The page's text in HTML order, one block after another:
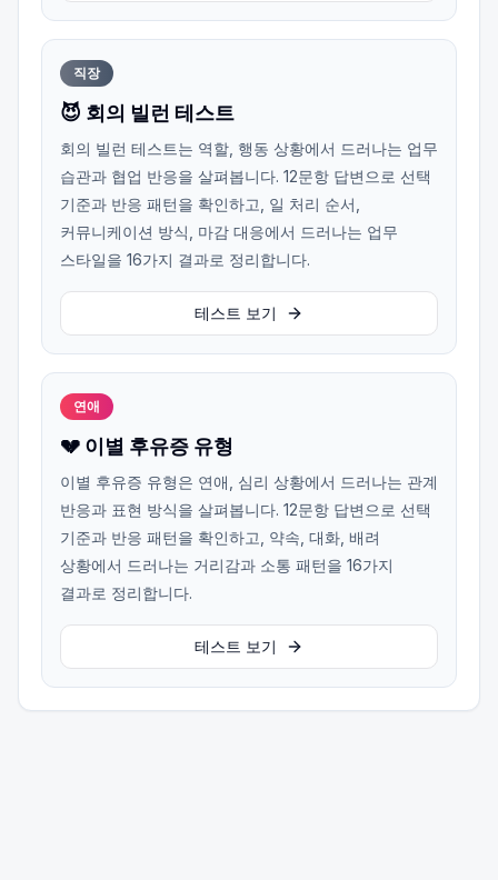
직장
😈 회의 빌런 테스트
회의 빌런 테스트는 역할, 행동 상황에서 드러나는 업무
습관과 협업 반응을 살펴봅니다. 12문항 답변으로 선택
기준과 반응 패턴을 확인하고, 일 처리 순서,
커뮤니케이션 방식, 마감 대응에서 드러나는 업무
스타일을 16가지 결과로 정리합니다.
테스트 보기
연애
💔 이별 후유증 유형
이별 후유증 유형은 연애, 심리 상황에서 드러나는 관계
반응과 표현 방식을 살펴봅니다. 12문항 답변으로 선택
기준과 반응 패턴을 확인하고, 약속, 대화, 배려
상황에서 드러나는 거리감과 소통 패턴을 16가지
결과로 정리합니다.
테스트 보기